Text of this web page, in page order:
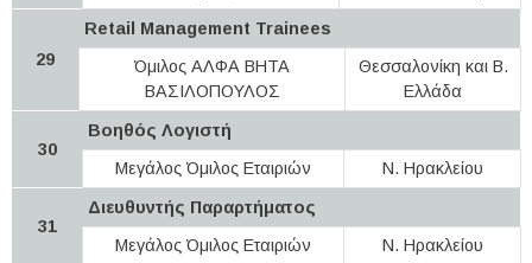
29
Retail Management Trainees
Όμιλος ΑΛΦΑ ΒΗΤΑ
ΒΑΣΙΛΟΠΟΥΛΟΣ
Θεσσαλονίκη και Β.
Ελλάδα
30
Βοηθός Λογιστή
Μεγάλος Όμιλος Εταιριών
Ν. Ηρακλείου
31
Διευθυντής Παραρτήματος
Μεγάλος Όμιλος Εταιριών
Ν. Ηρακλείου